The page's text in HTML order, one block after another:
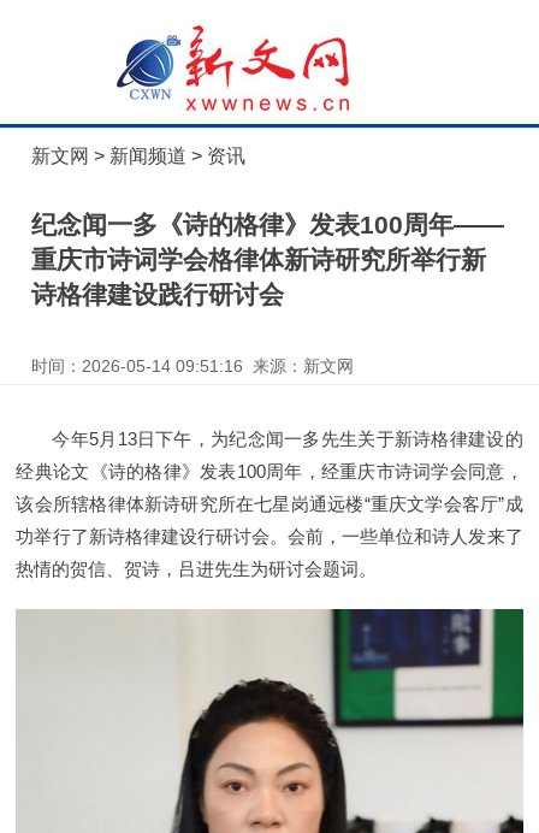
新文网 > 新闻频道 > 资讯
纪念闻一多《诗的格律》发表100周年——
重庆市诗词学会格律体新诗研究所举行新
诗格律建设践行研讨会
时间：2026-05-14 09:51:16 来源：新文网
今年5月13日下午，为纪念闻一多先生关于新诗格律建设的
经典论文《诗的格律》发表100周年，经重庆市诗词学会同意，
该会所辖格律体新诗研究所在七星岗通远楼“重庆文学会客厅”成
功举行了新诗格律建设行研讨会。会前，一些单位和诗人发来了
热情的贺信、贺诗，吕进先生为研讨会题词。